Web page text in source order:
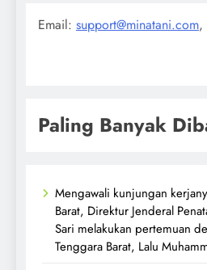
Email: support@minatani.com,
Paling Banyak
Mengawali kunjungan
Barat, Direktur Jenderal
Sari melakukan pertemuan
Tenggara Barat, Lalu